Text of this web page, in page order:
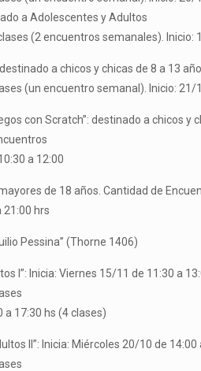
a Adolescentes y Adultos
(2 encuentros semanales). Inicio:
a chicos y chicas de 8 a 13
(un encuentro semanal). Inicio:
con Scratch”: destinado a chicos y
a 12:00
de 18 años. Cantidad de
21:00 hrs
Pessina” (Thorne 1406)
I”: Inicia: Viernes 15/11 de 11:30 a
a 17:30 hs (4 clases)
II”: Inicia: Miércoles 20/10 de 14:00